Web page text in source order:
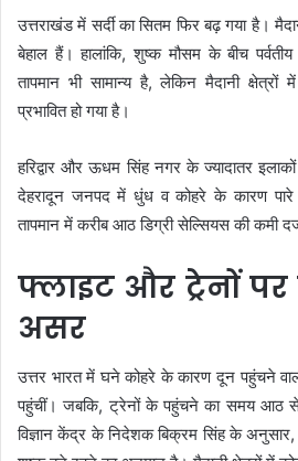
उत्तराखंड में सर्दी का सितम फिर बढ़ गया है।
बेहाल हैं। हालांकि, शुष्क मौसम के बीच
तापमान भी सामान्य है, लेकिन मैदानी
प्रभावित हो गया है।
हरिद्वार और ऊधम सिंह नगर के ज्यादातर
देहरादून जनपद में धुंध व कोहरे के कारण
तापमान में करीब आठ डिग्री सेल्सियस की कमी
फ्लाइट और ट्रेनों पर
असर
उत्तर भारत में घने कोहरे के कारण दून पहुंचने
पहुंचीं। जबकि, ट्रेनों के पहुंचने का समय आठ
विज्ञान केंद्र के निदेशक बिक्रम सिंह के